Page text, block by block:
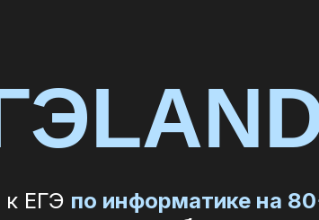
к ЕГЭ по информатике на